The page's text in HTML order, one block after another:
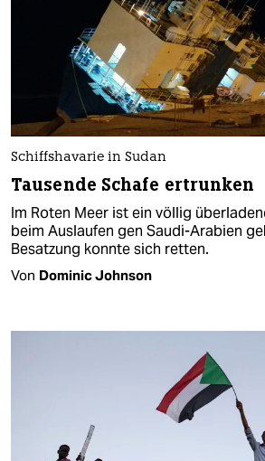
Schiffshavarie in Sudan
Tausende Schafe ertrunken
Im Roten Meer ist ein völlig
beim Auslaufen gen Saudi-Arabien
Besatzung konnte sich retten.
Von Dominic Johnson